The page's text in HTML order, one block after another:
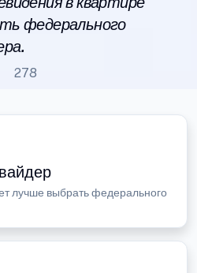
федерального
278
лучше выбрать федерального